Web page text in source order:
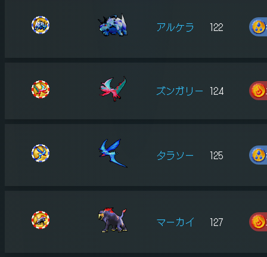
アルケラ 122
ズンガリー 124
タラソー 125
マーカイ 127